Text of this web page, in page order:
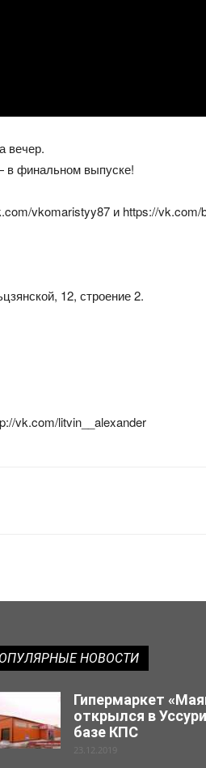
вечер.
в финальном выпуске!
vkomaristyy87 и https://vk.com/
12, строение 2.
vk.com/litvin__alexander
НОВОСТИ
Гипермаркет
открылся в
базе КПС
23.12.2019